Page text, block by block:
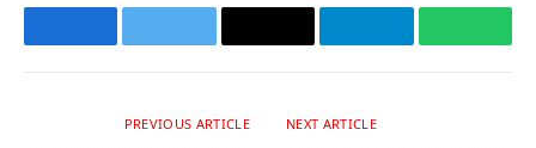
FacebookTwitter Email Telegram
PREVIOUS ARTICLE NEXT ARTICLE